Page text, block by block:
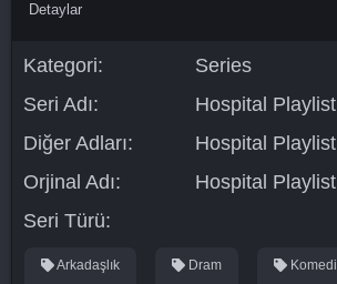
Detaylar
Kategori:
Series
Seri Adı:
Hospital Playlist
Diğer Adları:
Hospital Playlist
Orjinal Adı:
Hospital Playlist
Seri Türü:
Arkadaşlık Dram Komedi